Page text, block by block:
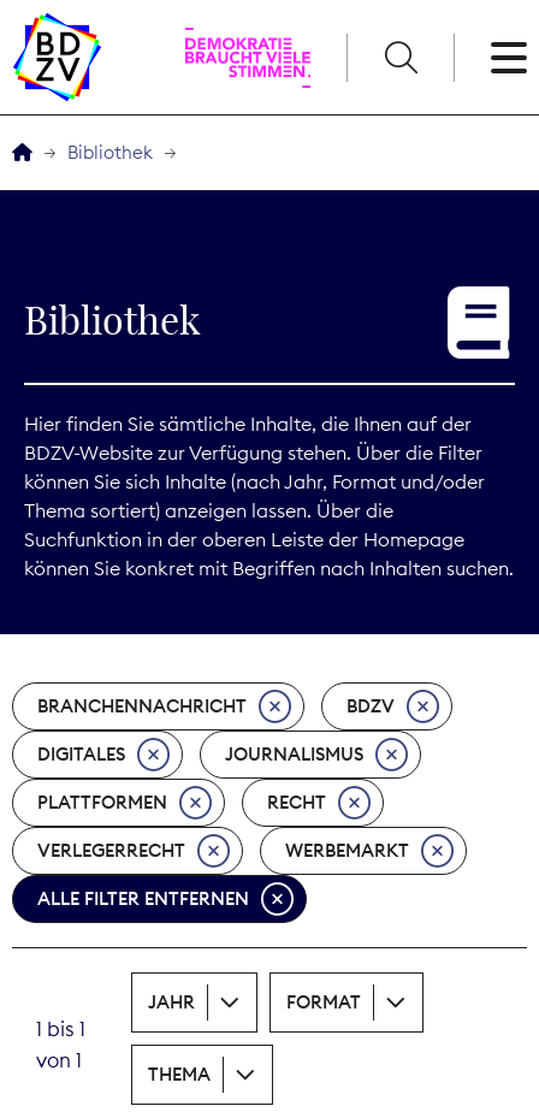
Service
Digitales
Kommunikation
Marktdaten
Nachhaltigkeit
Nachwuchs
Nova Award
Pressefreiheit
Print
Recht
Tarifpolitik
Bibliothek
Bibliothek
Hier finden Sie sämtliche Inhalte, die Ihnen auf der
BDZV-Website zur Verfügung stehen. Über die Filter
können Sie sich Inhalte (nach Jahr, Format und/oder
Thema sortiert) anzeigen lassen. Über die
Suchfunktion in der oberen Leiste der Homepage
können Sie konkret mit Begriffen nach Inhalten suchen.
BRANCHENNACHRICHT BDZV
DIGITALES JOURNALISMUS
PLATTFORMEN RECHT
VERLEGERRECHT WERBEMARKT
ALLE FILTER ENTFERNEN
1 bis 1
von 1
JAHR FORMAT
THEMA